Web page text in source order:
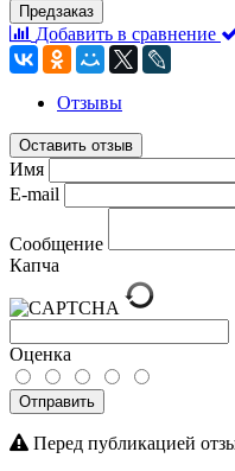
Предзаказ
Добавить в сравнение
Отзывы
Оставить отзыв
Имя
E-mail
Сообщение
Капча
Оценка
Отправить
Перед публикацией